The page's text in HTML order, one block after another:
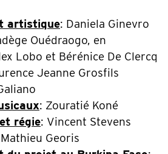
artistique: Daniela Ginevro
Ouédraogo, en
Lobo et Bérénice De Clercq
Jeanne Grosfils
: Zouratié Koné
régie: Vincent Stevens
Georis